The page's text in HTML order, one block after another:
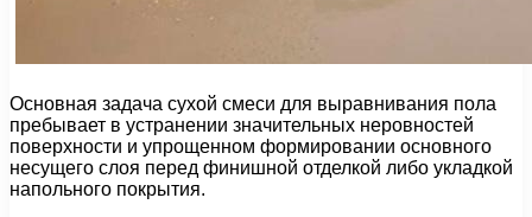
Основная задача сухой смеси для выравнивания пола
пребывает в устранении значительных неровностей
поверхности и упрощенном формировании основного
несущего слоя перед финишной отделкой либо укладкой
напольного покрытия.